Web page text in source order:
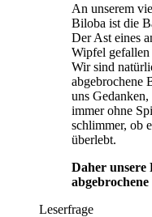
An unserem
Biloba ist die
Der Ast eines
Wipfel gefallen
Wir sind
abgebrochene
uns
immer ohne
schlimmer, ob
überlebt.
Daher unsere
Leserfrage